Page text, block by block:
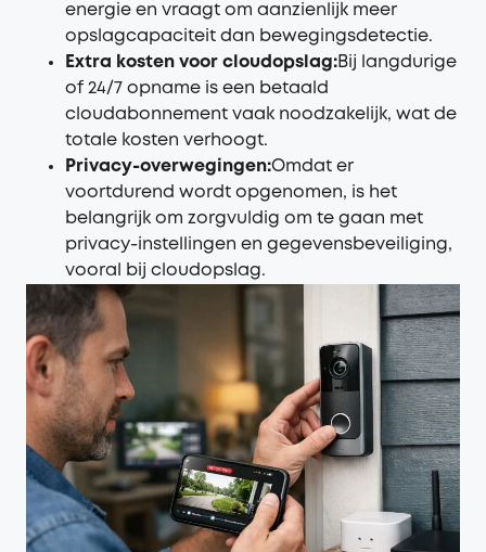
energie en vraagt om aanzienlijk meer
opslagcapaciteit dan bewegingsdetectie.
Extra kosten voor cloudopslag: Bij langdurige
of 24/7 opname is een betaald
cloudabonnement vaak noodzakelijk, wat de
totale kosten verhoogt.
Privacy-overwegingen:Omdat er
voortdurend wordt opgenomen, is het
belangrijk om zorgvuldig om te gaan met
privacy-instellingen en gegevensbeveiliging,
vooral bij cloudopslag.